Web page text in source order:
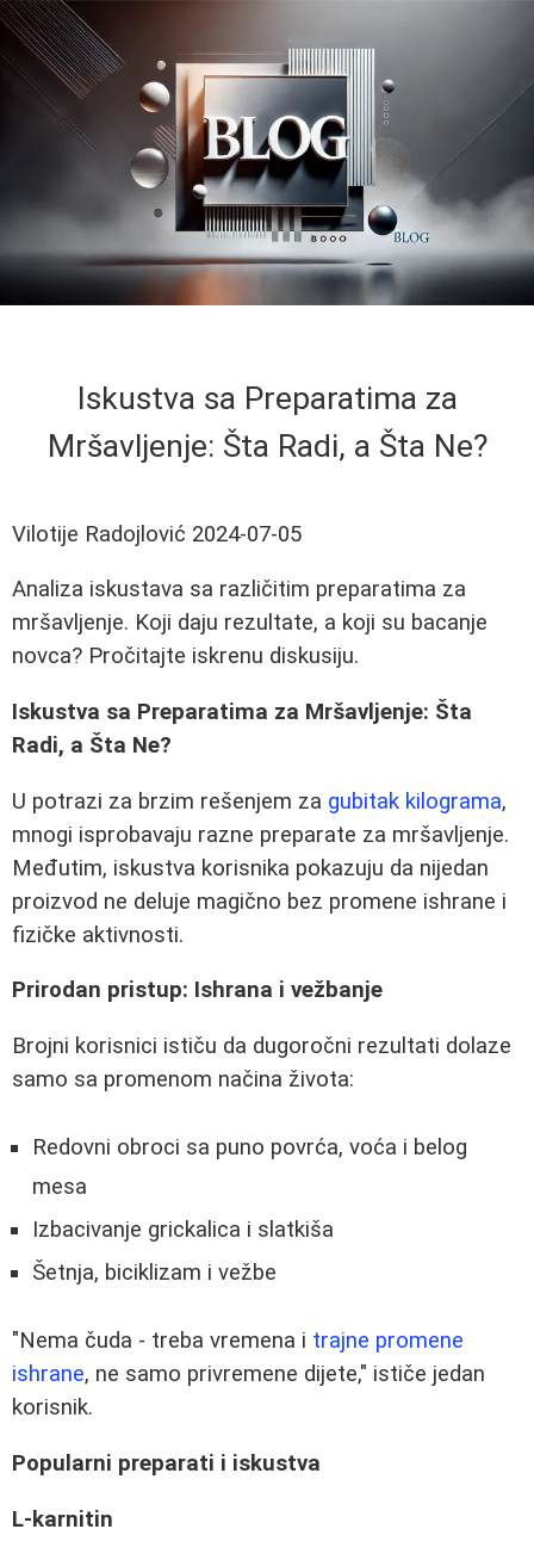
Iskustva sa Preparatima za
Mršavljenje: Šta Radi, a Šta Ne?
Vilotije Radojlović 2024-07-05
Analiza iskustava sa različitim preparatima za
mršavljenje. Koji daju rezultate, a koji su bacanje
novca? Pročitajte iskrenu diskusiju.
Iskustva sa Preparatima za Mršavljenje: Šta
Radi, a Šta Ne?
U potrazi za brzim rešenjem za gubitak kilograma,
mnogi isprobavaju razne preparate za mršavljenje.
Međutim, iskustva korisnika pokazuju da nijedan
proizvod ne deluje magično bez promene ishrane i
fizičke aktivnosti.
Prirodan pristup: Ishrana i vežbanje
Brojni korisnici ističu da dugoročni rezultati dolaze
samo sa promenom načina života:
Redovni obroci sa puno povrća, voća i belog
mesa
Izbacivanje grickalica i slatkiša
Šetnja, biciklizam i vežbe
"Nema čuda - treba vremena i trajne promene
ishrane, ne samo privremene dijete," ističe jedan
korisnik.
Popularni preparati i iskustva
L-karnitin